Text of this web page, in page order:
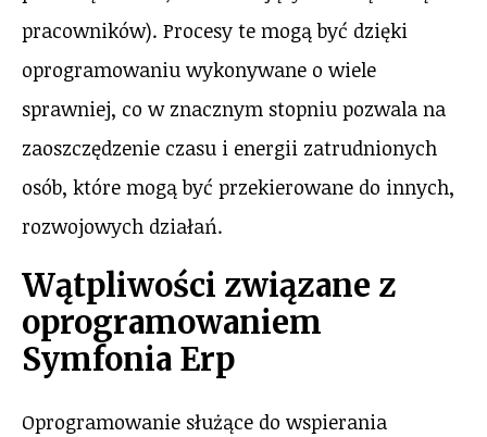
pracowników). Procesy te mogą być dzięki
oprogramowaniu wykonywane o wiele
sprawniej, co w znacznym stopniu pozwala na
zaoszczędzenie czasu i energii zatrudnionych
osób, które mogą być przekierowane do innych,
rozwojowych działań.
Wątpliwości związane z
oprogramowaniem
Symfonia Erp
Oprogramowanie służące do wspierania